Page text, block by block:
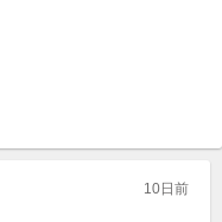
10日前